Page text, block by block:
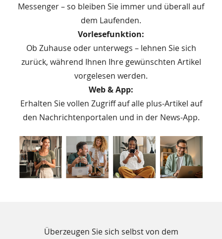
Messenger – so bleiben Sie immer und überall auf
dem Laufenden.
Vorlesefunktion:
Ob Zuhause oder unterwegs – lehnen Sie sich
zurück, während Ihnen Ihre gewünschten Artikel
vorgelesen werden.
Web & App:
Erhalten Sie vollen Zugriff auf alle plus-Artikel auf
den Nachrichtenportalen und in der News-App.
ZusätzlicheÜberzeugen Sie sich selbst von dem